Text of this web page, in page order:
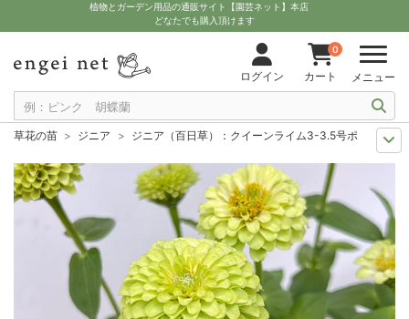
植物とガーデン用品の通販サイト【園芸ネット】本店
どなたでも購入頂けます
ログイン
0
カート メニュー
草花の苗 ジニア
ジニア（百日草）：クイーンライム3-3.5号ポット
夏の園芸
花壇におすすめ ジニア（百日草）：クイーンライム3-3.5号ポ